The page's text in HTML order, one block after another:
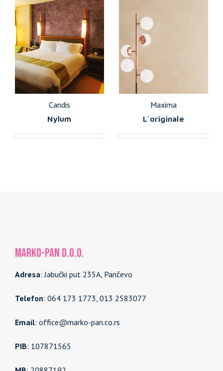
Candis
Nylum
Maxima
L`originale
MARKO-PAN d.o.o.
Adresa: Jabučki put 235A, Pančevo
Telefon: 064 173 1773, 013 2583077
Email: office@marko-pan.co.rs
PIB: 107871565